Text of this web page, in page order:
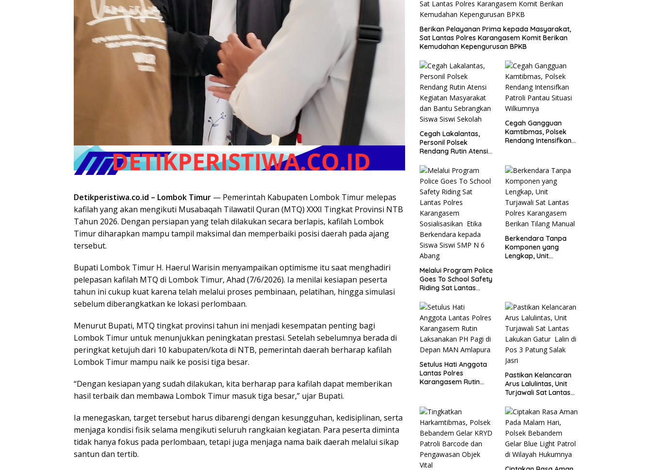
Detikperistiwa.co.id – Lombok Timur — Pemerintah Kabupaten Lombok Timur melepas
kafilah yang akan mengikuti Musabaqah Tilawatil Quran (MTQ) XXXI Tingkat Provinsi NTB
Tahun 2026. Dengan persiapan yang telah dilakukan secara berlapis, kafilah Lombok
Timur diharapkan mampu tampil maksimal dan memperbaiki posisi daerah pada ajang
tersebut.
Bupati Lombok Timur H. Haerul Warisin menyampaikan optimisme itu saat menghadiri
pelepasan kafilah MTQ di Lombok Timur, Ahad (7/6/2026). Ia menilai kesiapan peserta
tahun ini cukup kuat karena telah melalui proses pembinaan, pelatihan, hingga simulasi
sebelum diberangkatkan ke lokasi perlombaan.
Menurut Bupati, MTQ tingkat provinsi tahun ini menjadi kesempatan penting bagi
Lombok Timur untuk menunjukkan peningkatan prestasi. Setelah sebelumnya berada di
peringkat ketujuh dari 10 kabupaten/kota di NTB, pemerintah daerah berharap kafilah
Lombok Timur mampu naik ke posisi tiga besar.
“Dengan kesiapan yang sudah dilakukan, kita berharap para kafilah dapat memberikan
hasil terbaik dan membawa Lombok Timur masuk tiga besar,” ujar Bupati.
Ia menegaskan, target tersebut harus dibarengi dengan kesungguhan, kedisiplinan, serta
menjaga kondisi fisik selama mengikuti seluruh rangkaian kegiatan. Para peserta diminta
tidak hanya fokus pada perlombaan, tetapi juga menjaga nama baik daerah melalui sikap
santun dan tertib.
Berikan Pelayanan Prima kepada Masyarakat,
Sat Lantas Polres Karangasem Komit Berikan
Kemudahan Kepengurusan BPKB
Cegah Lakalantas,
Personil Polsek
Rendang Rutin Atensi
dan Bantu
Sebrangkan Siswa
Siswi Sekolah
Cegah Gangguan
Kamtibmas, Polsek
Rendang Intensifkan
Melalui Program Police
Goes To School Safety
Riding Sat Lantas
Sosialisasikan Etika
Berkendara kepada
Siswa Siswi SMP N 6
Abang
Berkendara Tanpa
Komponen yang
Lengkap, Unit
Setulus Hati Anggota
Lantas Polres
Karangasem Rutin
Amlapura
Pastikan Kelancaran
Arus Lalulintas, Unit
Turjawali Sat Lantas
di Pos 3 Patung Salak
Jasri